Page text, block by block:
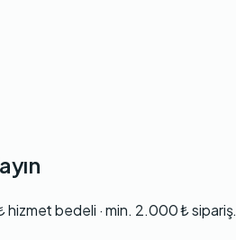
hizmet bedeli · min. 2.000 ₺ sipariş.